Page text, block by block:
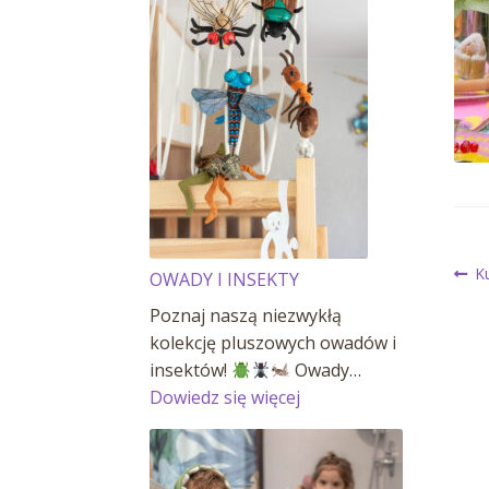
OWADY I INSEKTY
Poznaj naszą niezwykłą
kolekcję pluszowych owadów i
insektów!
Owady…
Dowiedz się więcej:
OWADY
INSEKTY